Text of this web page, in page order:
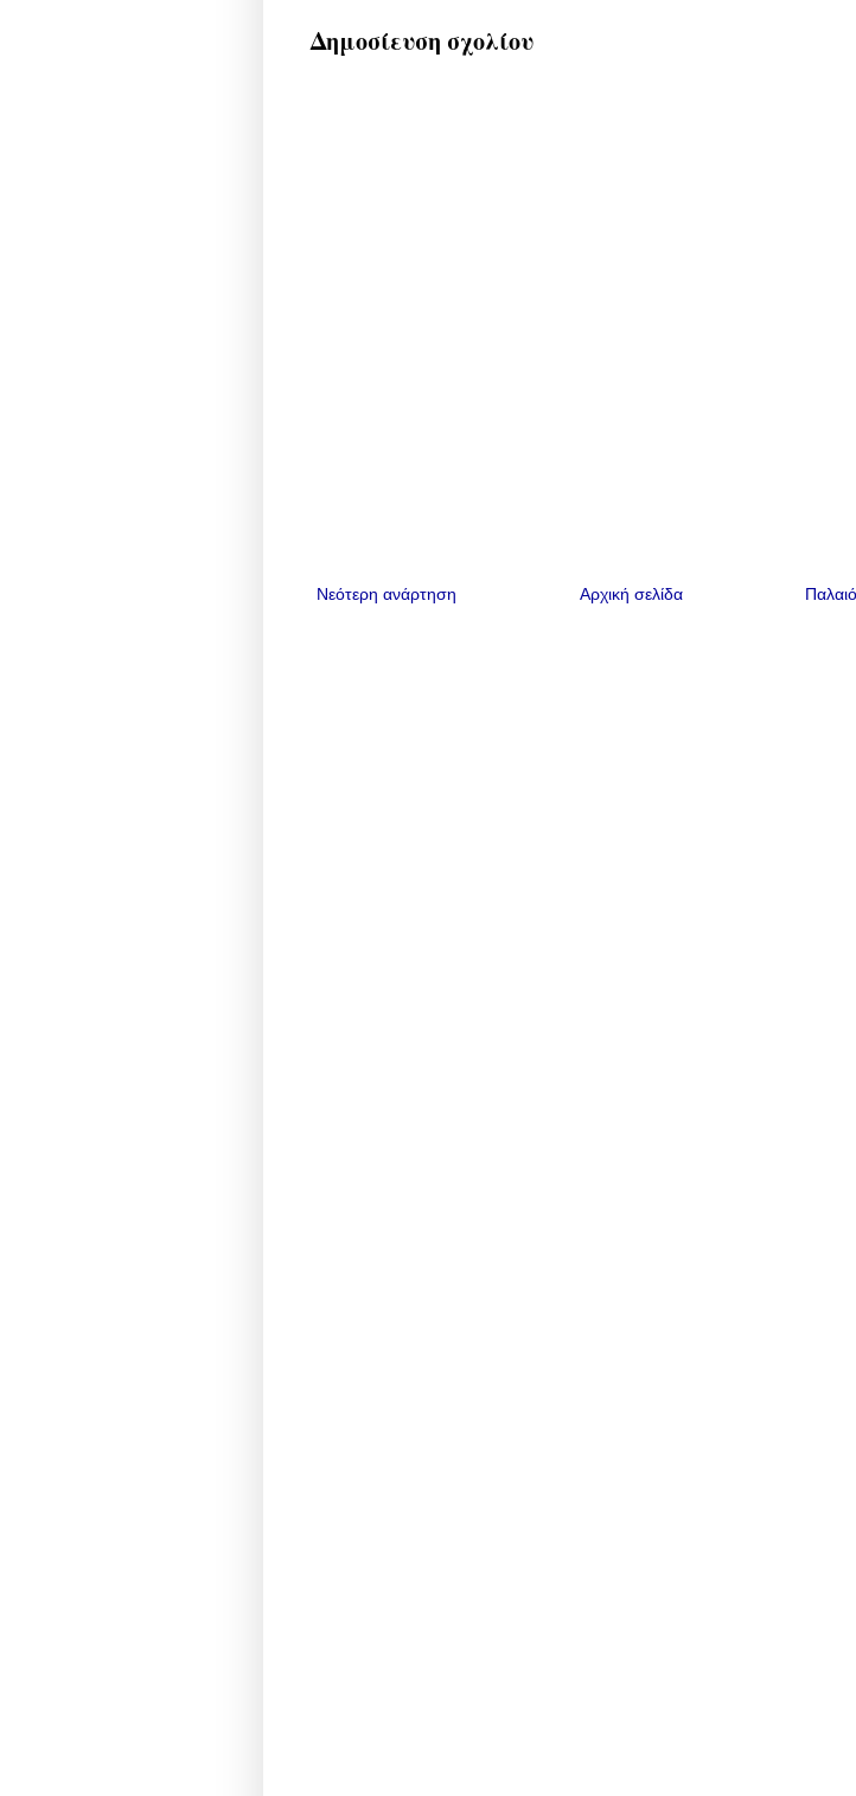
Δημοσίευση σχολίου
Νεότερη ανάρτηση Αρχική σελίδα